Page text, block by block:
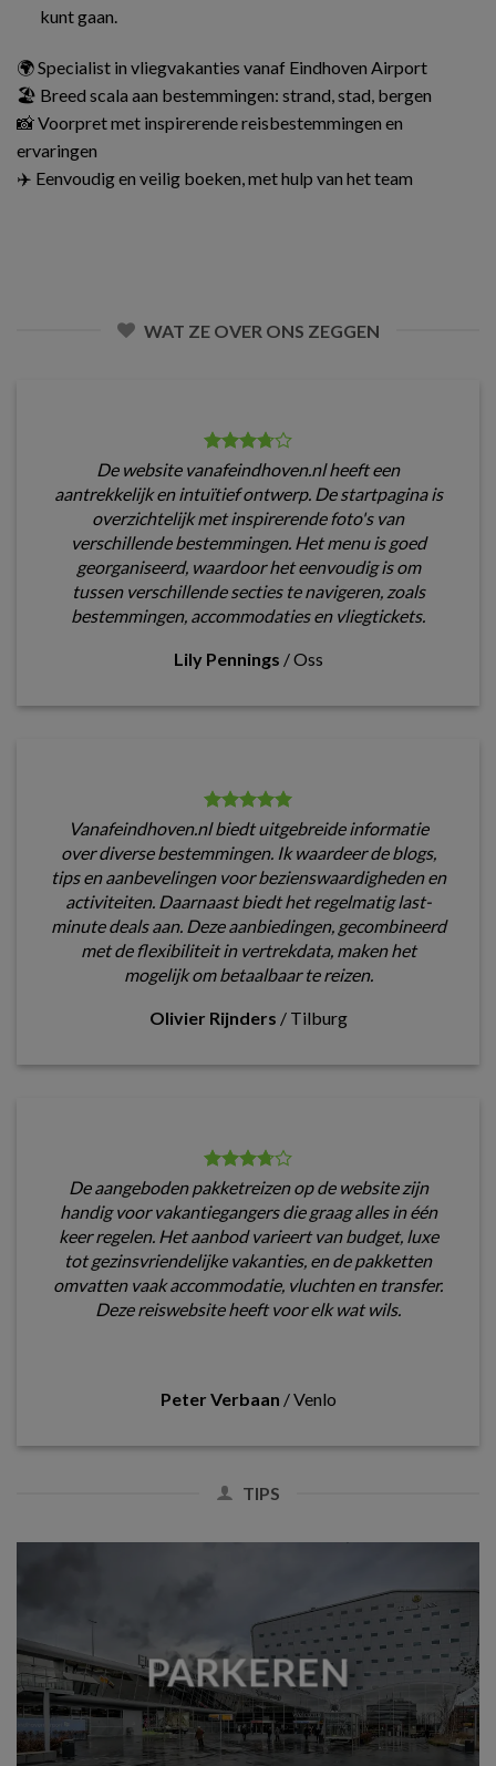
kunt gaan.
🌍 Specialist in vliegvakanties vanaf Eindhoven Airport
🏖️ Breed scala aan bestemmingen: strand, stad, bergen
📸 Voorpret met inspirerende reisbestemmingen en
ervaringen
✈️ Eenvoudig en veilig boeken, met hulp van het team
WAT ZE OVER ONS ZEGGEN
De website vanafeindhoven.nl heeft een
aantrekkelijk en intuïtief ontwerp. De startpagina is
overzichtelijk met inspirerende foto's van
verschillende bestemmingen. Het menu is goed
georganiseerd, waardoor het eenvoudig is om
tussen verschillende secties te navigeren, zoals
bestemmingen, accommodaties en vliegtickets.
Lily Pennings /Oss
Vanafeindhoven.nl biedt uitgebreide informatie
over diverse bestemmingen. Ik waardeer de blogs,
tips en aanbevelingen voor bezienswaardigheden en
activiteiten. Daarnaast biedt het regelmatig last-
minute deals aan. Deze aanbiedingen, gecombineerd
met de flexibiliteit in vertrekdata, maken het
mogelijk om betaalbaar te reizen.
Olivier Rijnders / Tilburg
De aangeboden pakketreizen op de website zijn
handig voor vakantiegangers die graag alles in één
keer regelen. Het aanbod varieert van budget, luxe
tot gezinsvriendelijke vakanties, en de pakketten
omvatten vaak accommodatie, vluchten en transfer.
Deze reiswebsite heeft voor elk wat wils.
Peter Verbaan /Venlo
TIPS
PARKEREN